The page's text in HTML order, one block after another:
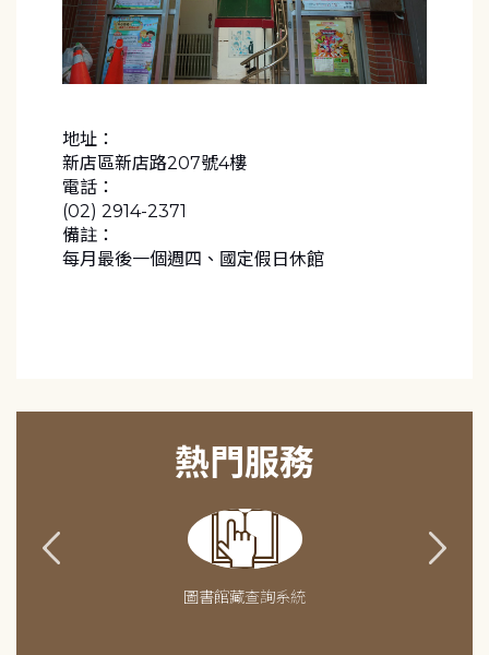
地址：
新店區新店路207號4樓
電話：
(02) 2914-2371
備註：
每月最後一個週四、國定假日休館
熱門服務
圖書館藏查詢系統